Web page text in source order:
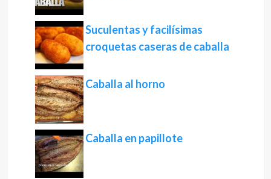
Suculentas y facilísimas
croquetas caseras de caballa
Caballa al horno
Caballa en papillote